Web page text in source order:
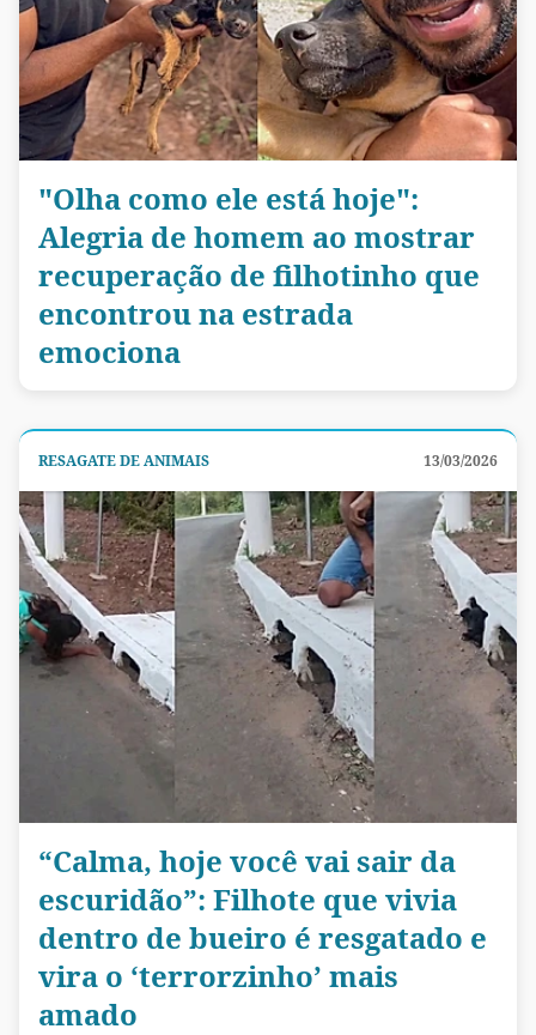
"Olha como ele está hoje":
Alegria de homem ao mostrar
recuperação de filhotinho que
encontrou na estrada
emociona
RESAGATE DE ANIMAIS 13/03/2026
“Calma, hoje você vai sair da
escuridão”: Filhote que vivia
dentro de bueiro é resgatado e
vira o ‘terrorzinho’ mais
amado